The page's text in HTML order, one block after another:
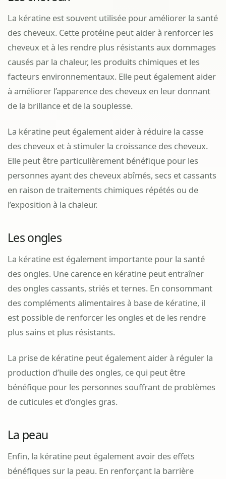
La kératine est souvent utilisée pour améliorer la santé
des cheveux. Cette protéine peut aider à renforcer les
cheveux et à les rendre plus résistants aux dommages
causés par la chaleur, les produits chimiques et les
facteurs environnementaux. Elle peut également aider
à améliorer l’apparence des cheveux en leur donnant
de la brillance et de la souplesse.
La kératine peut également aider à réduire la casse
des cheveux et à stimuler la croissance des cheveux.
Elle peut être particulièrement bénéfique pour les
personnes ayant des cheveux abîmés, secs et cassants
en raison de traitements chimiques répétés ou de
l’exposition à la chaleur.
Les ongles
La kératine est également importante pour la santé
des ongles. Une carence en kératine peut entraîner
des ongles cassants, striés et ternes. En consommant
des compléments alimentaires à base de kératine, il
est possible de renforcer les ongles et de les rendre
plus sains et plus résistants.
La prise de kératine peut également aider à réguler la
production d’huile des ongles, ce qui peut être
bénéfique pour les personnes souffrant de problèmes
de cuticules et d’ongles gras.
La peau
Enfin, la kératine peut également avoir des effets
bénéfiques sur la peau. En renforçant la barrière